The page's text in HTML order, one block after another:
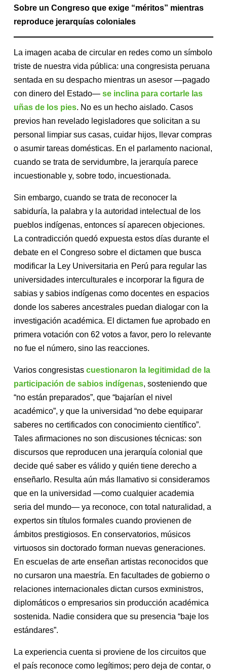
Sobre un Congreso que exige “méritos” mientras
reproduce jerarquías coloniales
La imagen acaba de circular en redes como un símbolo
triste de nuestra vida pública: una congresista peruana
sentada en su despacho mientras un asesor —pagado
con dinero del Estado— se inclina para cortarle las
uñas de los pies. No es un hecho aislado. Casos
previos han revelado legisladores que solicitan a su
personal limpiar sus casas, cuidar hijos, llevar compras
o asumir tareas domésticas. En el parlamento nacional,
cuando se trata de servidumbre, la jerarquía parece
incuestionable y, sobre todo, incuestionada.
Sin embargo, cuando se trata de reconocer la
sabiduría, la palabra y la autoridad intelectual de los
pueblos indígenas, entonces sí aparecen objeciones.
La contradicción quedó expuesta estos días durante el
debate en el Congreso sobre el dictamen que busca
modificar la Ley Universitaria en Perú para regular las
universidades interculturales e incorporar la figura de
sabias y sabios indígenas como docentes en espacios
donde los saberes ancestrales puedan dialogar con la
investigación académica. El dictamen fue aprobado en
primera votación con 62 votos a favor, pero lo relevante
no fue el número, sino las reacciones.
Varios congresistas cuestionaron la legitimidad de la
participación de sabios indígenas, sosteniendo que
“no están preparados”, que “bajarían el nivel
académico”, y que la universidad “no debe equiparar
saberes no certificados con conocimiento científico”.
Tales afirmaciones no son discusiones técnicas: son
discursos que reproducen una jerarquía colonial que
decide qué saber es válido y quién tiene derecho a
enseñarlo. Resulta aún más llamativo si consideramos
que en la universidad —como cualquier academia
seria del mundo— ya reconoce, con total naturalidad, a
expertos sin títulos formales cuando provienen de
ámbitos prestigiosos. En conservatorios, músicos
virtuosos sin doctorado forman nuevas generaciones.
En escuelas de arte enseñan artistas reconocidos que
no cursaron una maestría. En facultades de gobierno o
relaciones internacionales dictan cursos exministros,
diplomáticos o empresarios sin producción académica
sostenida. Nadie considera que su presencia “baje los
estándares”.
La experiencia cuenta si proviene de los circuitos que
el país reconoce como legítimos; pero deja de contar, o